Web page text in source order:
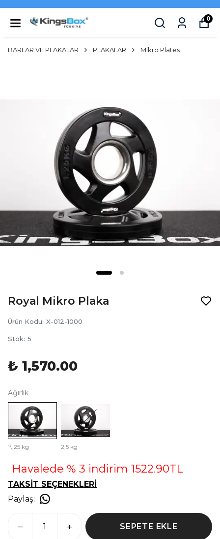
0
BARLAR VE PLAKALAR PLAKALAR Mikro Plates
Royal Mikro Plaka
Ürün Kodu: X-012-1000
Stok: 5
₺ 1,570.00
Ağırlık
1\,25 kg 2,5 kg
Havalede % 3 indirim 1522.90TL
TAKSİT SEÇENEKLERİ
Paylaş:
SEPETE EKLE